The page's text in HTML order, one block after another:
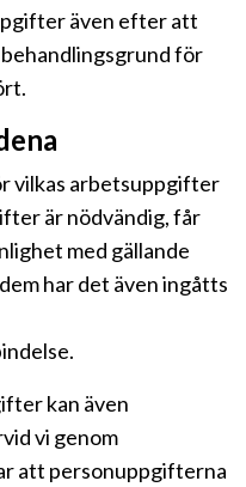
även efter att
för
vilkas arbetsuppgifter
är nödvändig, får
med gällande
har det även ingåtts
kan även
vi genom
att personuppgifterna